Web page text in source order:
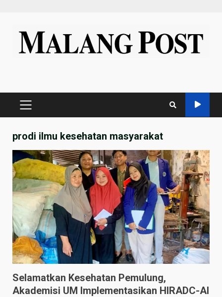
content
PRIMARY
prodi ilmu kesehatan masyarakat
Selamatkan Kesehatan Pemulung,
Akademisi UM Implementasikan HIRADC-AI